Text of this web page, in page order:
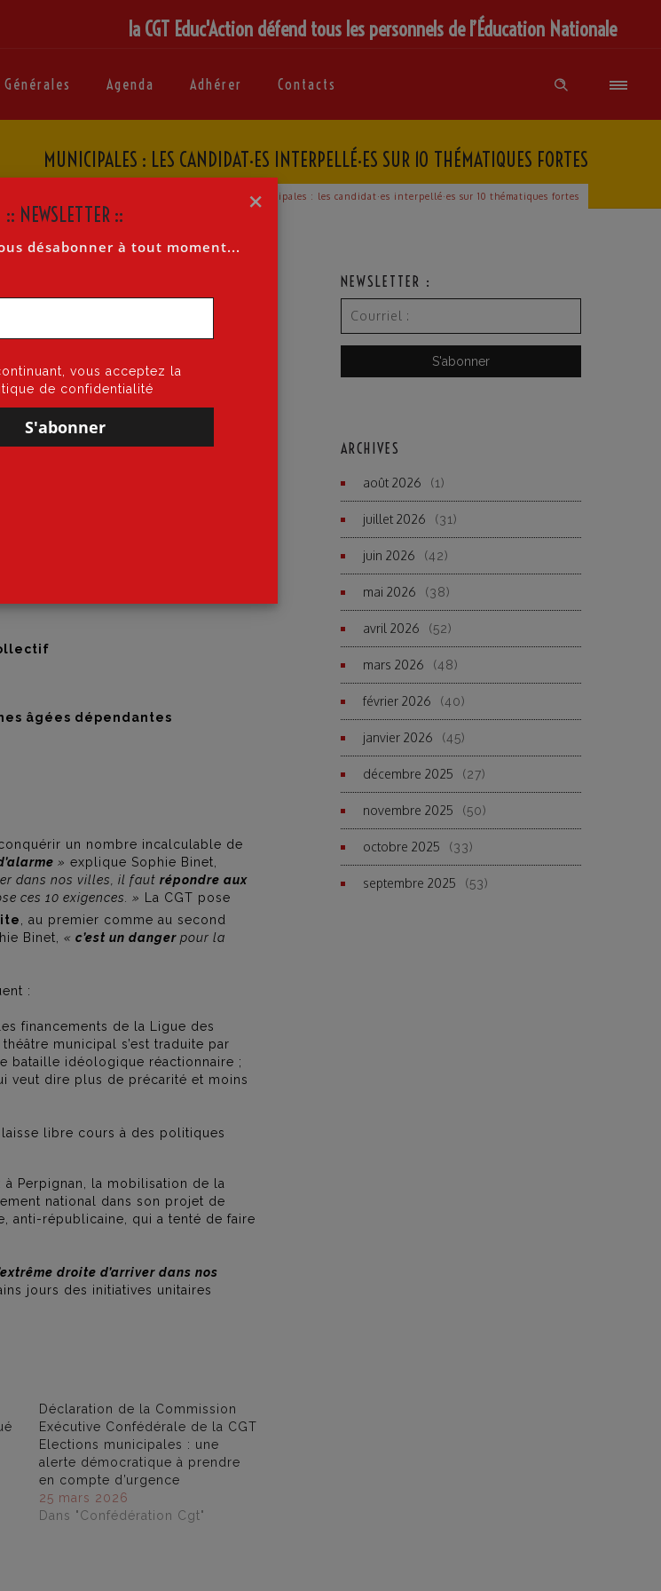
la CGT Educ'Action défend tous les personnels de l’Éducation Nationale
Agenda Adhérer Contacts
MUNICIPALES : LES CANDIDAT·ES INTERPELLÉ·ES SUR 10 THÉMATIQUES FORTES
Municipales : les candidat·es interpellé·es sur 10 thématiques fortes
10 THÉMATIQUES FORTES
a présenté les mesures
publics, logement, transports…
sans oublier la lutte
d’égalité, de solidarité, de
les futur·es candidat·es aux
les propositions qu’elle
Au programme :
une
de remplir leurs missions
publics
âgées dépendantes
un nombre incalculable de
» explique Sophie Binet,
dans nos villes, il faut répondre aux
ces 10 exigences. »
La CGT pose
, au premier comme au second
Binet, « c’est un danger pour la
:
financements de la Ligue des
municipal s’est traduite par
bataille idéologique réactionnaire ;
veut dire plus de précarité et moins
libre cours à des politiques
: à Perpignan, la mobilisation de la
national dans son projet de
anti-républicaine, qui a tenté de faire
droite d’arriver dans nos
jours des initiatives unitaires
Déclaration de la Commission
Exécutive Confédérale de la CGT
Elections municipales : une
alerte démocratique à prendre
en compte d’urgence
25 mars 2026
Dans "Confédération Cgt"
NEWSLETTER :
ARCHIVES
août 2026 (1)
juillet 2026 (31)
juin 2026 (42)
mai 2026 (38)
avril 2026 (52)
mars 2026 (48)
février 2026 (40)
janvier 2026 (45)
décembre 2025 (27)
novembre 2025 (50)
octobre 2025 (33)
septembre 2025 (53)
×
:: NEWSLETTER ::
désabonner à tout moment...
vous acceptez la
de confidentialité